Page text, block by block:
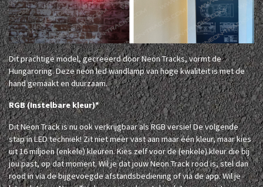
Dit prachtige model, gecreëerd door Neon Tracks, vormt de
Hungaroring. Deze neon led wandlamp van hoge kwaliteit is met de
hand gemaakt en duurzaam.
RGB (Instelbare kleur)*
Dit Neon Track is nu ook verkrijgbaar als RGB versie! De volgende
stap in LED techniek! Zit niet meer vast aan maar één kleur, maar kies
uit 16 miljoen (enkele) kleuren. Kies zelf voor de (enkele) kleur die bij
jou past, op dat moment. Wil je dat jouw Neon Track rood is, stel dan
rood in via de bijgevoegde afstandsbediening of via de app. Wil je